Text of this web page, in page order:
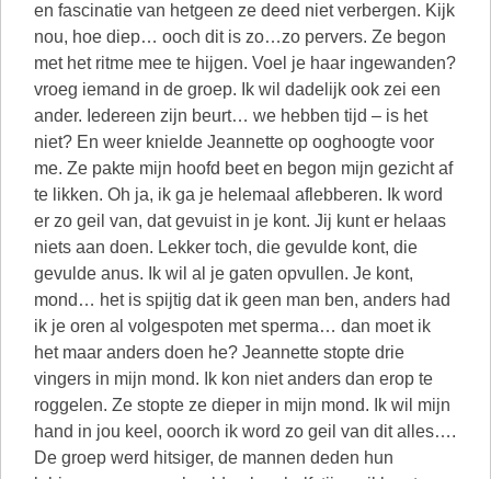
en fascinatie van hetgeen ze deed niet verbergen. Kijk
nou, hoe diep… ooch dit is zo…zo pervers. Ze begon
met het ritme mee te hijgen. Voel je haar ingewanden?
vroeg iemand in de groep. Ik wil dadelijk ook zei een
ander. Iedereen zijn beurt… we hebben tijd – is het
niet? En weer knielde Jeannette op ooghoogte voor
me. Ze pakte mijn hoofd beet en begon mijn gezicht af
te likken. Oh ja, ik ga je helemaal aflebberen. Ik word
er zo geil van, dat gevuist in je kont. Jij kunt er helaas
niets aan doen. Lekker toch, die gevulde kont, die
gevulde anus. Ik wil al je gaten opvullen. Je kont,
mond… het is spijtig dat ik geen man ben, anders had
ik je oren al volgespoten met sperma… dan moet ik
het maar anders doen he? Jeannette stopte drie
vingers in mijn mond. Ik kon niet anders dan erop te
roggelen. Ze stopte ze dieper in mijn mond. Ik wil mijn
hand in jou keel, ooorch ik word zo geil van dit alles….
De groep werd hitsiger, de mannen deden hun